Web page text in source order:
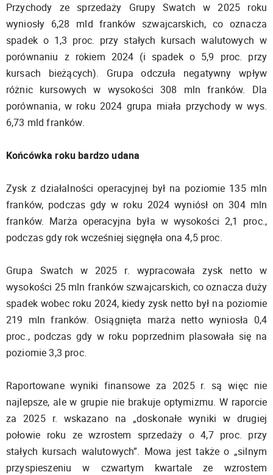
Przychody ze sprzedaży Grupy Swatch w 2025 roku
wyniosły 6,28 mld franków szwajcarskich, co oznacza
spadek o 1,3 proc. przy stałych kursach walutowych w
porównaniu z rokiem 2024 (i spadek o 5,9 proc. przy
kursach bieżących). Grupa odczuła negatywny wpływ
różnic kursowych w wysokości 308 mln franków. Dla
porównania, w roku 2024 grupa miała przychody w wys.
6,73 mld franków.
Końcówka roku bardzo udana
Zysk z działalności operacyjnej był na poziomie 135 mln
franków, podczas gdy w roku 2024 wyniósł on 304 mln
franków. Marża operacyjna była w wysokości 2,1 proc.,
podczas gdy rok wcześniej sięgnęła ona 4,5 proc.
Grupa Swatch w 2025 r. wypracowała zysk netto w
wysokości 25 mln franków szwajcarskich, co oznacza duży
spadek wobec roku 2024, kiedy zysk netto był na poziomie
219 mln franków. Osiągnięta marża netto wyniosła 0,4
proc., podczas gdy w roku poprzednim plasowała się na
poziomie 3,3 proc.
Raportowane wyniki finansowe za 2025 r. są więc nie
najlepsze, ale w grupie nie brakuje optymizmu. W raporcie
za 2025 r. wskazano na „doskonałe wyniki w drugiej
połowie roku ze wzrostem sprzedaży o 4,7 proc. przy
stałych kursach walutowych”. Mowa jest także o „silnym
przyspieszeniu w czwartym kwartale ze wzrostem